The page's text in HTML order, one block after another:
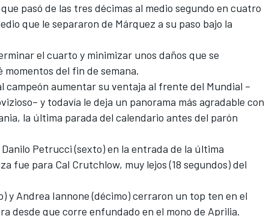
pasó de las tres décimas al medio segundo en cuatro
que le separaron de Márquez a su paso bajo la
el cuarto y minimizar unos daños que se
del fin de semana.
aumentar su ventaja al frente del Mundial –
y todavía le deja un panorama más agradable con
la última parada del calendario antes del parón
Petrucci (sexto) en la entrada de la última
fue para Cal Crutchlow, muy lejos (18 segundos) del
y Andrea Iannone (décimo) cerraron un top ten en el
desde que corre enfundado en el mono de Aprilia.